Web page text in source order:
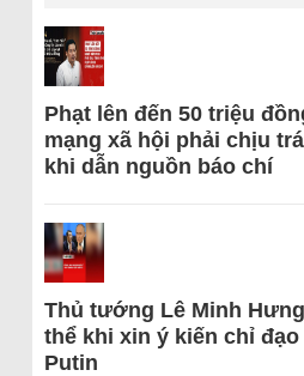
Phạt lên đến 50 triệu
mạng xã hội phải chịu
khi dẫn nguồn báo chí
Thủ tướng Lê Minh
thể khi xin ý kiến chỉ
Putin